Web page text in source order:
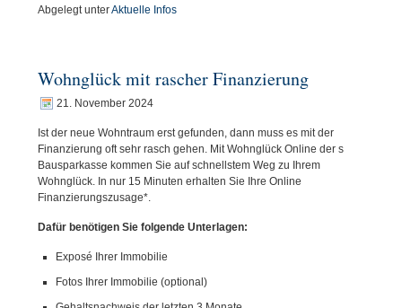
Abgelegt unterAktuelle Infos
Wohnglück mit rascher Finanzierung
21. November 2024
Ist der neue Wohntraum erst gefunden, dann muss es mit der
Finanzierung oft sehr rasch gehen. Mit Wohnglück Online der s
Bausparkasse kommen Sie auf schnellstem Weg zu Ihrem
Wohnglück. In nur 15 Minuten erhalten Sie Ihre Online
Finanzierungszusage*.
Dafür benötigen Sie folgende Unterlagen:
Exposé Ihrer Immobilie
Fotos Ihrer Immobilie (optional)